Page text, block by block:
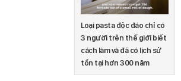
Loại pasta độc đáo chỉ có
3 người trên thế giới biết
cách làm và đã có lịch sử
tồn tại hơn 300 năm